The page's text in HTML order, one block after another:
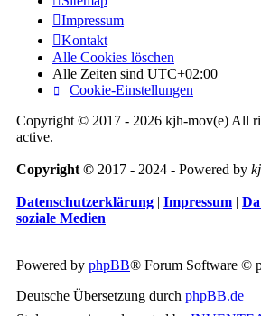
Impressum
Kontakt
Alle Cookies löschen
Alle Zeiten sind UTC+02:00
Cookie-Einstellungen
Copyright © 2017 - 2026 kjh-mov(e) All
active.
Copyright © 2017 - 2024 - Powered by
Datenschutzerklärung | Impressum |
soziale Medien
Powered by phpBB® Forum Software ©
Deutsche Übersetzung durch phpBB.de